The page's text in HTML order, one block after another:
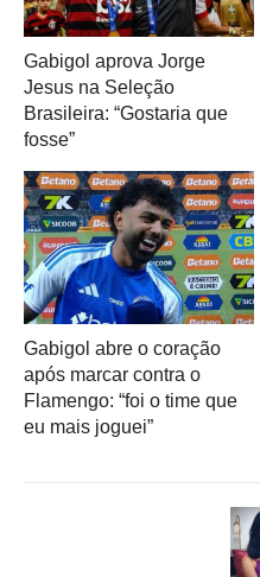
Gabigol aprova Jorge
Jesus na Seleção
Brasileira: “Gostaria que
fosse”
Gabigol abre o coração
após marcar contra o
Flamengo: “foi o time que
eu mais joguei”